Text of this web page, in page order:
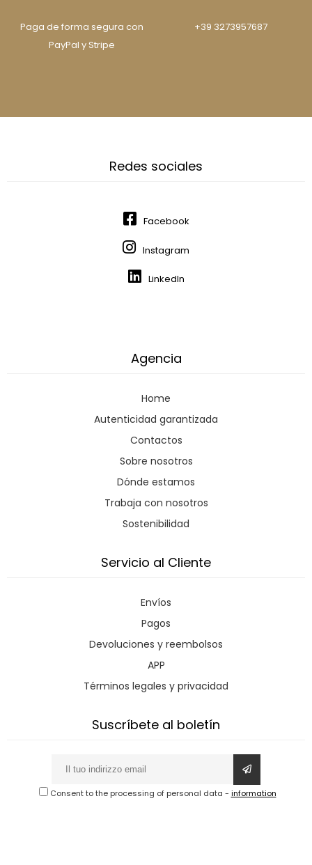
Paga de forma segura con
PayPal y Stripe
+39 3273957687
Redes sociales
Facebook
Instagram
LinkedIn
Agencia
Home
Autenticidad garantizada
Contactos
Sobre nosotros
Dónde estamos
Trabaja con nosotros
Sostenibilidad
Servicio al Cliente
Envíos
Pagos
Devoluciones y reembolsos
APP
Términos legales y privacidad
Suscríbete al boletín
Consent to the processing of personal data - information